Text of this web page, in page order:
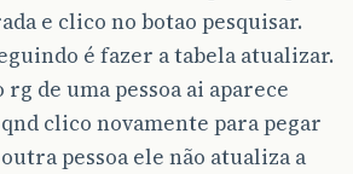
e clico no botao pesquisar.
é fazer a tabela atualizar.
de uma pessoa ai aparece
qnd clico novamente para pegar
outra pessoa ele não atualiza a